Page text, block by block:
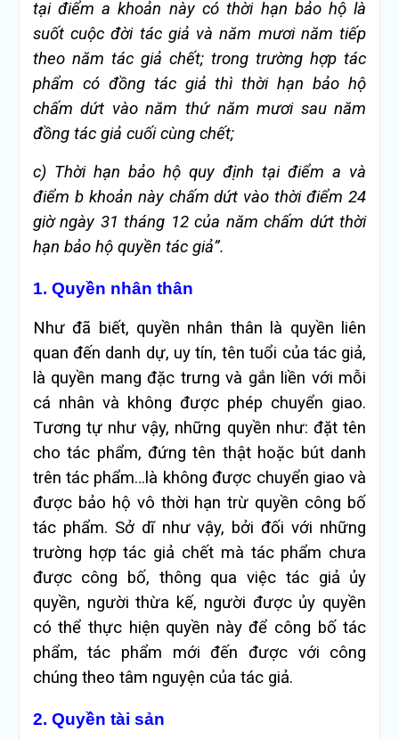
tại điểm a khoản này có thời hạn bảo hộ là
suốt cuộc đời tác giả và năm mươi năm tiếp
theo năm tác giả chết; trong trường hợp tác
phẩm có đồng tác giả thì thời hạn bảo hộ
chấm dứt vào năm thứ năm mươi sau năm
đồng tác giả cuối cùng chết;
c) Thời hạn bảo hộ quy định tại điểm a và
điểm b khoản này chấm dứt vào thời điểm 24
giờ ngày 31 tháng 12 của năm chấm dứt thời
hạn bảo hộ quyền tác giả”.
1. Quyền nhân thân
Như đã biết, quyền nhân thân là quyền liên
quan đến danh dự, uy tín, tên tuổi của tác giả,
là quyền mang đặc trưng và gắn liền với mỗi
cá nhân và không được phép chuyển giao.
Tương tự như vậy, những quyền như: đặt tên
cho tác phẩm, đứng tên thật hoặc bút danh
trên tác phẩm…là không được chuyển giao và
được bảo hộ vô thời hạn trừ quyền công bố
tác phẩm. Sở dĩ như vậy, bởi đối với những
trường hợp tác giả chết mà tác phẩm chưa
được công bố, thông qua việc tác giả ủy
quyền, người thừa kế, người được ủy quyền
có thể thực hiện quyền này để công bố tác
phẩm, tác phẩm mới đến được với công
chúng theo tâm nguyện của tác giả.
2. Quyền tài sản